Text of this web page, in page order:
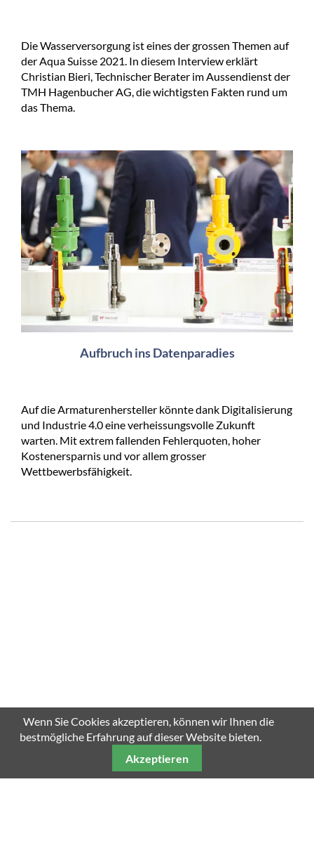
Die Wasserversorgung ist eines der grossen Themen auf
der Aqua Suisse 2021. In diesem Interview erklärt
Christian Bieri, Technischer Berater im Aussendienst der
TMH Hagenbucher AG, die wichtigsten Fakten rund um
das Thema.
Aufbruch ins Datenparadies
Auf die Armaturenhersteller könnte dank Digitalisierung
und Industrie 4.0 eine verheissungsvolle Zukunft
warten. Mit extrem fallenden Fehlerquoten, hoher
Kostenersparnis und vor allem grosser
Wettbewerbsfähigkeit.
Wenn Sie Cookies akzeptieren, können wir Ihnen die
bestmögliche Erfahrung auf dieser Website bieten.
Akzeptieren